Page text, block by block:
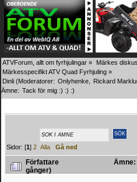
ATVForum, allt om fyrhjulingar » Märkes
Märkesspecifikt ATV Quad Fyrhjuling »
Dinli (Moderatorer: Onlyhenke Rickard
Ämne: Tack för mig :) :) :)
Sidor: [1]2 Alla Gå ned
Författare
Ämne:
gånger)